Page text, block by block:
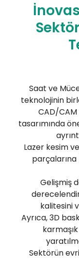
Saat ve
teknolojinin
CAD/CAM
tasarımında
Lazer kesim
Gelişmiş
kalitesini
Ayrıca, 3D
Sektörün